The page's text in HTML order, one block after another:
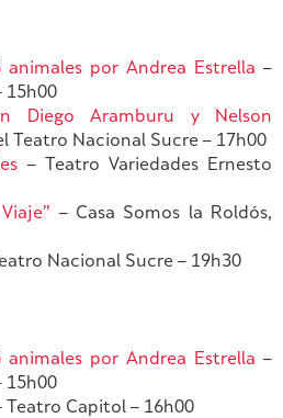
por Andrea Estrella –
15h00
Diego Aramburu y Nelson
Teatro Nacional Sucre – 17h00
– Teatro Variedades Ernesto
– Casa Somos la Roldós,
Nacional Sucre – 19h30
por Andrea Estrella –
15h00
Teatro Capitol – 16h00